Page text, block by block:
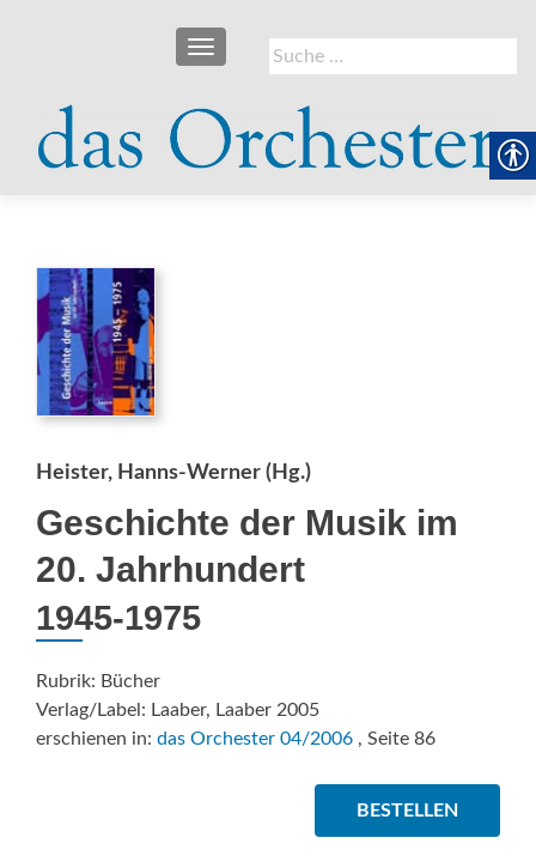
Suche
nach:
SCHALTE NAVIGATION
Heister, Hanns-Werner (Hg.)
Geschichte der Musik im
20. Jahrhundert
1945-1975
Rubrik: Bücher
Verlag/Label: Laaber, Laaber 2005
erschienen in: das Orchester 04/2006 , Seite 86
BESTELLEN